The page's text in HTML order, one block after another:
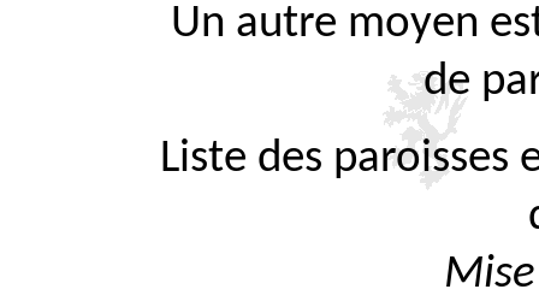
Un autre moyen
de
Liste des paroisses